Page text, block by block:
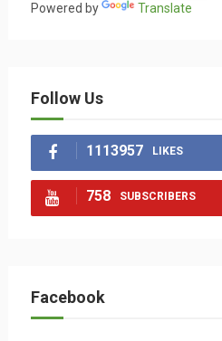
Powered by Translate
Follow Us
1113957 LIKES
758 SUBSCRIBERS
Facebook